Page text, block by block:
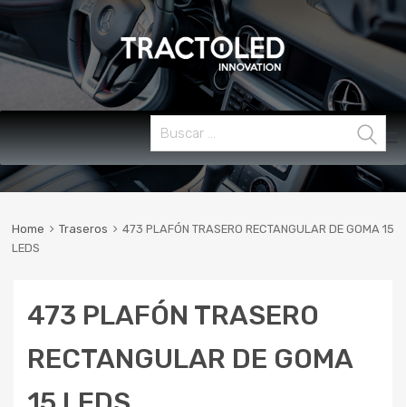
content
MENU
Buscar:
Home Traseros
473 PLAFÓN TRASERO RECTANGULAR DE GOMA 15
LEDS
473 PLAFÓN TRASERO
RECTANGULAR DE GOMA